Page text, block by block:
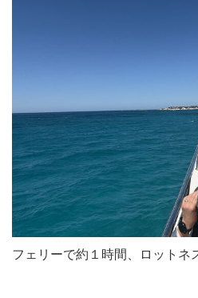
フェリーで約１時間、ロットネ